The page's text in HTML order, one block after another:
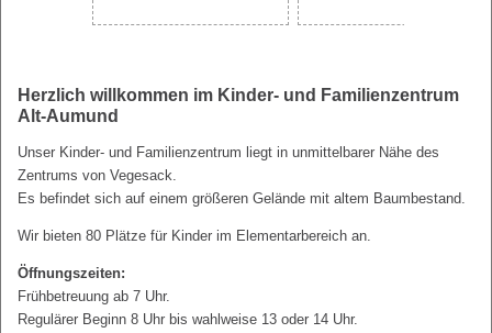
Herzlich willkommen im Kinder- und Familienzentrum
Alt-Aumund
Unser Kinder- und Familienzentrum liegt in unmittelbarer Nähe des
Zentrums von Vegesack.
Es befindet sich auf einem größeren Gelände mit altem Baumbestand.
Wir bieten 80 Plätze für Kinder im Elementarbereich an.
Öffnungszeiten:
Frühbetreuung ab 7 Uhr.
Regulärer Beginn 8 Uhr bis wahlweise 13 oder 14 Uhr.